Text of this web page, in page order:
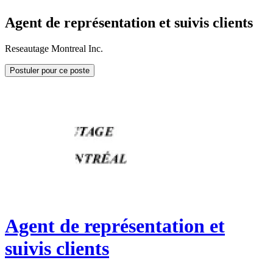
Agent de représentation et suivis clients
Reseautage Montreal Inc.
Postuler pour ce poste
Agent de représentation et
suivis clients